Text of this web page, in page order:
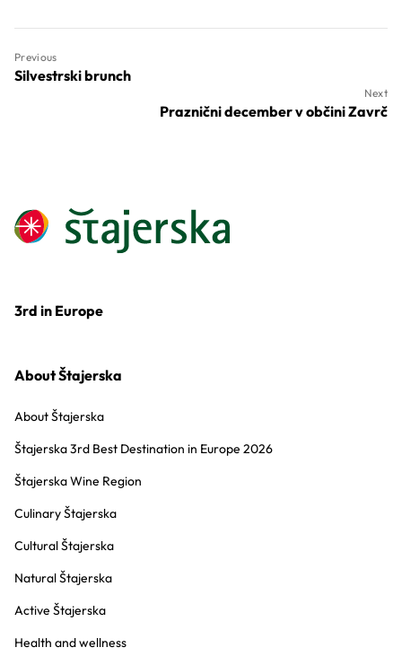
Previous
Silvestrski brunch
Next
Praznični december v občini Zavrč
3rd in Europe
About Štajerska
About Štajerska
Štajerska 3rd Best Destination in Europe 2026
Štajerska Wine Region
Culinary Štajerska
Cultural Štajerska
Natural Štajerska
Active Štajerska
Health and wellness